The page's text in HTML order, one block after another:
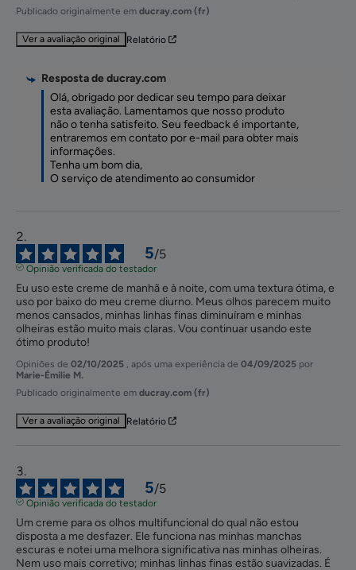
Publicado originalmente em ducray.com (fr)
Ver a avaliação original Relatório
Resposta deducray.com
Olá, obrigado por dedicar seu tempo para deixar
esta avaliação. Lamentamos que nosso produto
não o tenha satisfeito. Seu feedback é importante,
entraremos em contato por e-mail para obter mais
informações.
Tenha um bom dia,
O serviço de atendimento ao consumidor
5/5
Opinião verificada do testador
Eu uso este creme de manhã e à noite, com uma textura ótima, e
uso por baixo do meu creme diurno. Meus olhos parecem muito
menos cansados, minhas linhas finas diminuíram e minhas
olheiras estão muito mais claras. Vou continuar usando este
ótimo produto!
Opiniões de 02/10/2025 , após uma experiência de 04/09/2025 por
Marie-Émilie M.
Publicado originalmente em ducray.com (fr)
Ver a avaliação original Relatório
5/5
Opinião verificada do testador
Um creme para os olhos multifuncional do qual não estou
disposta a me desfazer. Ele funciona nas minhas manchas
escuras e notei uma melhora significativa nas minhas olheiras.
Nem uso mais corretivo; minhas linhas finas estão suavizadas. É